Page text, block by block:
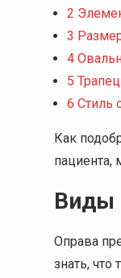
2
3
4
5
6 Стиль
Как
пациента,
Виды
Оправа
знать, что